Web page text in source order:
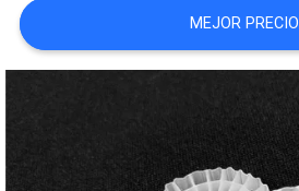
MAPA
DEL
POLÍTICA
MEJOR PRECIO